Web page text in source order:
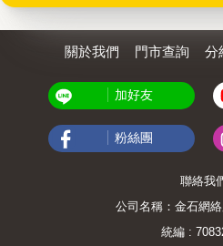
關於我們 門市查詢 分
加好友
粉絲團
聯絡我
公司名稱：金石網
統編 :